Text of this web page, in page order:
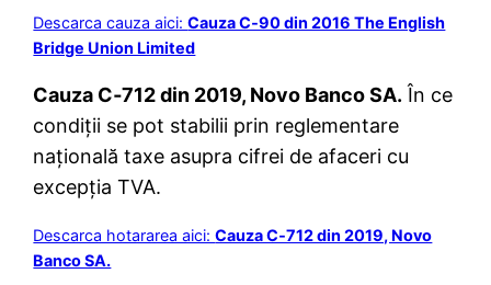
Descarca cauza aici:Cauza C‑90 din 2016 The English
Bridge Union Limited
Cauza C‑712 din 2019, Novo Banco SA. În ce
condiții se pot stabilii prin reglementare
națională taxe asupra cifrei de afaceri cu
excepția TVA.
Descarca hotararea aici:Cauza C‑712 din 2019, Novo
Banco SA.